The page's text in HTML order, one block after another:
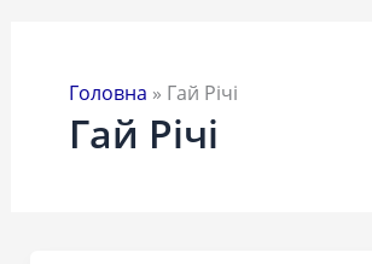
Головна » Гай Річі
Гай Річі